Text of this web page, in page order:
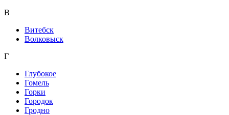
В
Витебск
Волковыск
Г
Глубокое
Гомель
Горки
Городок
Гродно